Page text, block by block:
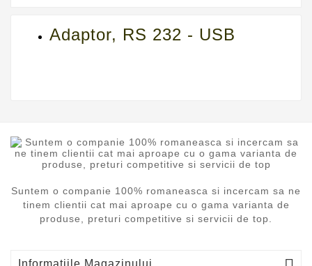
Adaptor, RS 232 - USB
Suntem o companie 100% romaneasca si incercam sa ne
tinem clientii cat mai aproape cu o gama varianta de
produse, preturi competitive si servicii de top.
Informatiile Magazinului